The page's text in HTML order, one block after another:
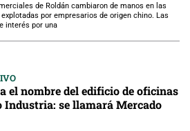
de Roldán cambiaron de manos en las
por empresarios de origen chino. Las
interés por una
el nombre del edificio de oficinas
Industria: se llamará Mercado